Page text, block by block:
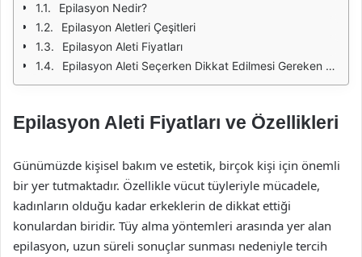
Epilasyon Nedir?
Epilasyon Aletleri Çeşitleri
Epilasyon Aleti Fiyatları
Epilasyon Aleti Seçerken Dikkat Edilmesi Gereken Noktalar
Epilasyon Aleti Fiyatları ve Özellikleri
Günümüzde kişisel bakım ve estetik, birçok kişi için önemli
bir yer tutmaktadır. Özellikle vücut tüyleriyle mücadele,
kadınların olduğu kadar erkeklerin de dikkat ettiği
konulardan biridir. Tüy alma yöntemleri arasında yer alan
epilasyon, uzun süreli sonuçlar sunması nedeniyle tercih